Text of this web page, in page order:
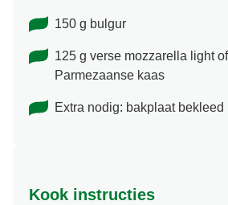
150 g bulgur
125 g verse mozzarella light
Parmezaanse kaas
Extra nodig: bakplaat
Kook instructies